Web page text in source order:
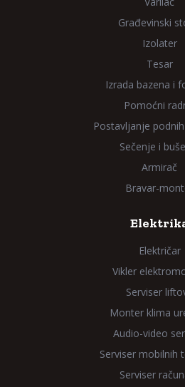
Građevinski
Izolater
Tesar
Izrada bazena i
Pomoćni
Postavljanje
Sečenje i
Armirač
Bravar-
Električar
Vikler
Serviser
Monter klima
Audio-video
Serviser mobilnih
Serviser